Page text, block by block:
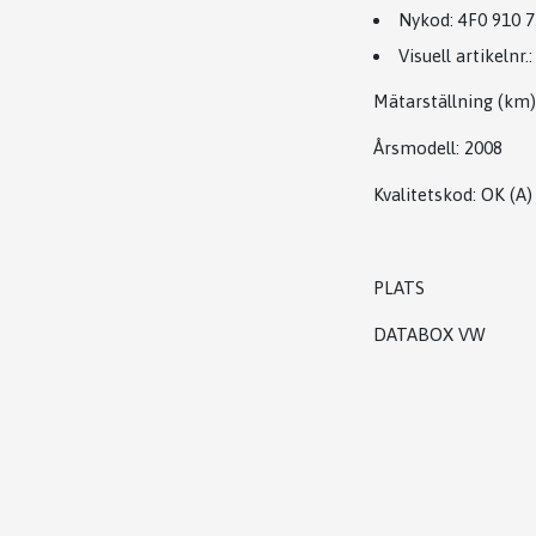
Nykod: 4F0 910
Visuell artikelnr.:
Mätarställning (km)
Årsmodell: 2008
Kvalitetskod: OK (A)
PLATS
DATABOX VW